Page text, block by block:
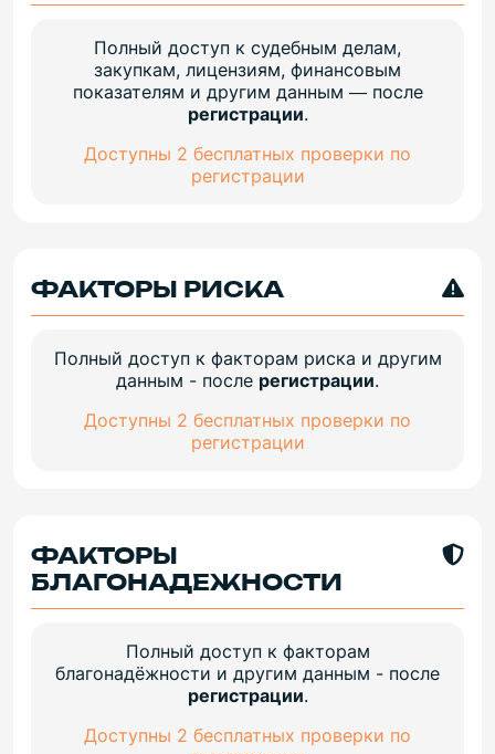
Полный доступ к судебным делам,
закупкам, лицензиям, финансовым
показателям и другим данным — после
регистрации.
Доступны 2 бесплатных проверки по
регистрации
ФАКТОРЫ РИСКА
Полный доступ к факторам риска и другим
данным - после регистрации.
Доступны 2 бесплатных проверки по
регистрации
ФАКТОРЫ
БЛАГОНАДЕЖНОСТИ
Полный доступ к факторам
благонадёжности и другим данным - после
регистрации.
Доступны 2 бесплатных проверки по